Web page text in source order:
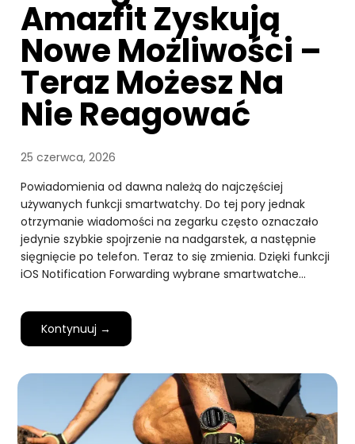
Amazfit Zyskują
Nowe Możliwości –
Teraz Możesz Na
Nie Reagować
25 czerwca, 2026
Powiadomienia od dawna należą do najczęściej
używanych funkcji smartwatchy. Do tej pory jednak
otrzymanie wiadomości na zegarku często oznaczało
jedynie szybkie spojrzenie na nadgarstek, a następnie
sięgnięcie po telefon. Teraz to się zmienia. Dzięki funkcji
iOS Notification Forwarding wybrane smartwatche…
Kontynuuj →